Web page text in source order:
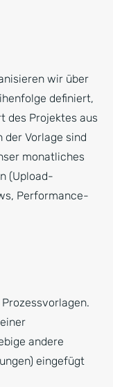
wir über
definiert,
des Projektes aus
der Vorlage sind
monatliches
(Upload-
Performance-
andere
eingefügt